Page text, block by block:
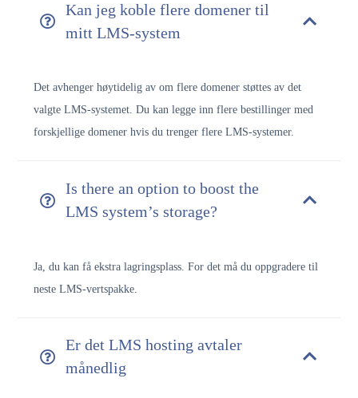
Kan jeg koble flere domener til
mitt LMS-system
Det avhenger høytidelig av om flere domener støttes av det
valgte LMS-systemet. Du kan legge inn flere bestillinger med
forskjellige domener hvis du trenger flere LMS-systemer.
Is there an option to boost the
LMS system’s storage?
Ja, du kan få ekstra lagringsplass. For det må du oppgradere til
neste LMS-vertspakke.
Er det LMS hosting avtaler
månedlig